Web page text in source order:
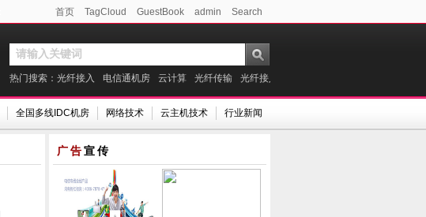
首页 TagCloud GuestBook admin Search
热门搜索： 光纤接入 电信通机房 云计算 光纤传输 光纤接入价格
全国多线IDC机房 网络技术 云主机技术 行业新闻
广告宣传